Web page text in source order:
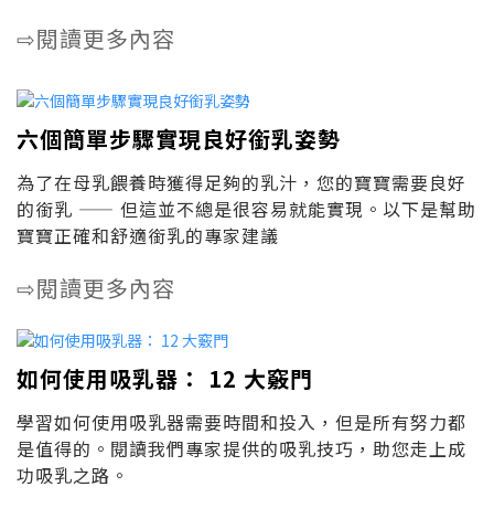
⇨閱讀更多內容
六個簡單步驟實現良好銜乳姿勢
為了在母乳餵養時獲得足夠的乳汁，您的寶寶需要良好
的銜乳 —— 但這並不總是很容易就能實現。以下是幫助
寶寶正確和舒適銜乳的專家建議
⇨閱讀更多內容
如何使用吸乳器： 12 大竅門
學習如何使用吸乳器需要時間和投入，但是所有努力都
是值得的。閱讀我們專家提供的吸乳技巧，助您走上成
功吸乳之路。